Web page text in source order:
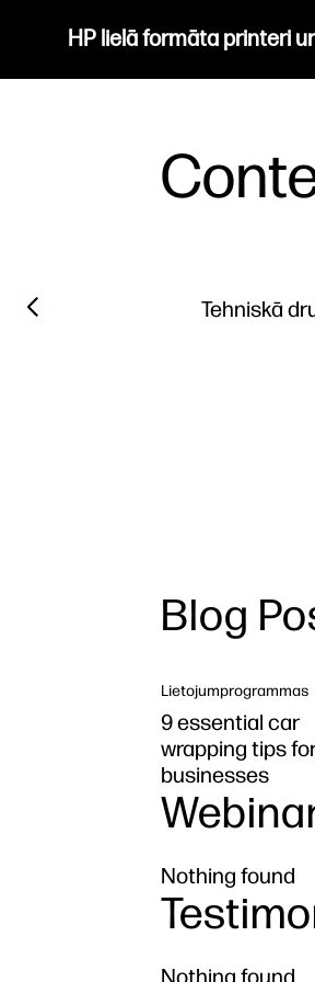
HP lielā formāta printeri
Filter category
Tehniskā
Previous slide
Blog
Lietojumprogrammas
9 essential car
wrapping tips
businesses
Nothing found
Nothing found